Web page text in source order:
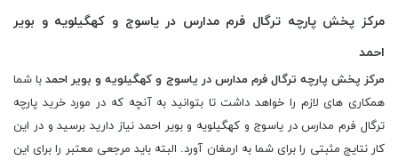
مرکز پخش پارچه ترگال فرم مدارس در یاسوج و کهگیلویه و بویر
احمد
مرکز پخش پارچه ترگال فرم مدارس در یاسوج و کهگیلویه و بویر احمدبا شما
همکاری های لازم را خواهد داشت تا بتوانید به آنچه که در مورد خرید پارچه
ترگال فرم مدارس در یاسوج و کهگیلویه و بویر احمد نیاز دارید برسید و در این
کار نتایج مثبتی را برای شما به ارمغان آورد. البته باید مرجعی معتبر را برای این